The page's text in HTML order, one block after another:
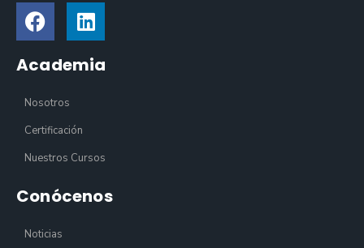
Academia
Nosotros
Certificación
Nuestros Cursos
Conócenos
Noticias